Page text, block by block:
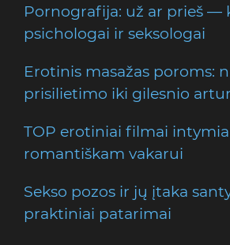
Pornografija: už ar prieš —
psichologai ir seksologai
Erotinis masažas poroms:
prisilietimo iki gilesnio
TOP erotiniai filmai
romantiškam vakarui
Sekso pozos ir jų įtaka
praktiniai patarimai